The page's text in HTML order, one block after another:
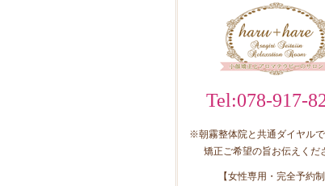
Tel:078-917-
※朝霧整体院と共通ダイヤル
矯正ご希望の旨お伝えくだ
【女性専用・完全予約制